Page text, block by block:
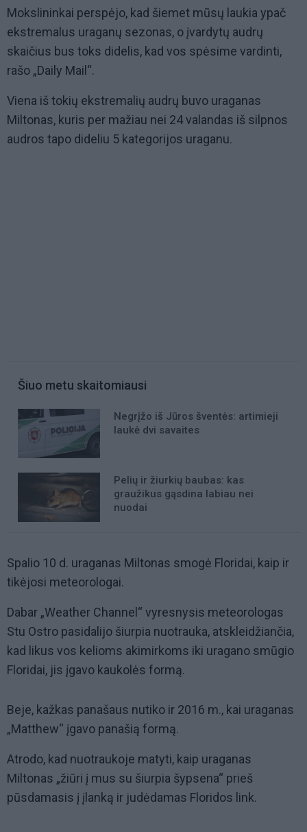
Mokslininkai perspėjo, kad šiemet mūsų laukia ypač
ekstremalus uraganų sezonas, o įvardytų audrų
skaičius bus toks didelis, kad vos spėsime vardinti,
rašo „Daily Mail“.
Viena iš tokių ekstremalių audrų buvo uraganas
Miltonas, kuris per mažiau nei 24 valandas iš silpnos
audros tapo dideliu 5 kategorijos uraganu.
Šiuo metu skaitomiausi
Negrįžo iš Jūros šventės: artimieji
laukė dvi savaites
Pelių ir žiurkių baubas: kas
graužikus gąsdina labiau nei
nuodai
Spalio 10 d. uraganas Miltonas smogė Floridai, kaip ir
tikėjosi meteorologai.
Dabar „Weather Channel“ vyresnysis meteorologas
Stu Ostro pasidalijo šiurpia nuotrauka, atskleidžiančia,
kad likus vos kelioms akimirkoms iki uragano smūgio
Floridai, jis įgavo kaukolės formą.
Beje, kažkas panašaus nutiko ir 2016 m., kai uraganas
„Matthew“ įgavo panašią formą.
Atrodo, kad nuotraukoje matyti, kaip uraganas
Miltonas „žiūri į mus su šiurpia šypsena“ prieš
pūsdamasis į įlanką ir judėdamas Floridos link.